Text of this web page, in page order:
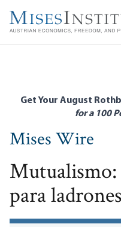
main
Get Your August
for a 100
Mises Wire
para ladrones